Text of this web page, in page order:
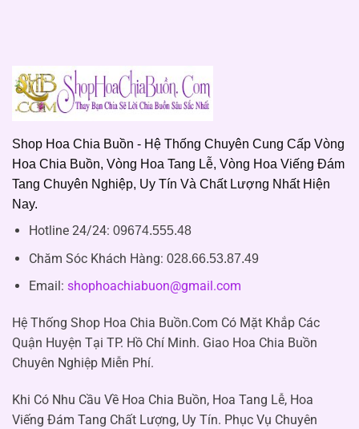
Shop Hoa Chia Buồn - Hệ Thống Chuyên Cung Cấp Vòng
Hoa Chia Buồn, Vòng Hoa Tang Lễ, Vòng Hoa Viếng Đám
Tang Chuyên Nghiệp, Uy Tín Và Chất Lượng Nhất Hiện
Nay.
Hotline 24/24: 09674.555.48
Chăm Sóc Khách Hàng: 028.66.53.87.49
Email: shophoachiabuon@gmail.com
Hệ Thống Shop Hoa Chia Buồn.Com Có Mặt Khắp Các
Quận Huyện Tại TP. Hồ Chí Minh. Giao Hoa Chia Buồn
Chuyên Nghiệp Miễn Phí.
Khi Có Nhu Cầu Về Hoa Chia Buồn, Hoa Tang Lễ, Hoa
Viếng Đám Tang Chất Lượng, Uy Tín. Phục Vụ Chuyên